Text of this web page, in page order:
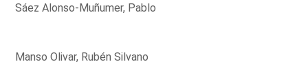
Sáez Alonso-Muñumer, Pablo
Manso Olivar, Rubén Silvano